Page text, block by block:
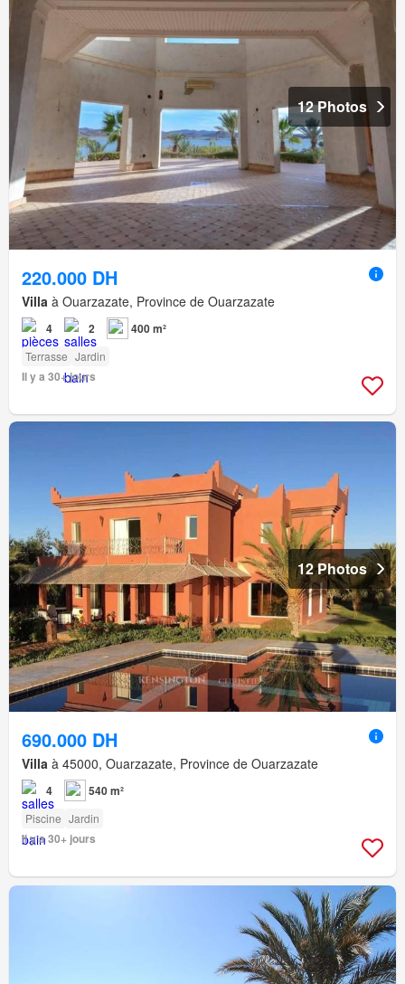
12 Photos
220.000 DH
Villa à Ouarzazate, Province de Ouarzazate
4 2 400 m²
Terrasse Jardin
Il y a 30+ jours
12 Photos
690.000 DH
Villa à 45000, Ouarzazate, Province de Ouarzazate
4 540 m²
Piscine Jardin
Il y a 30+ jours